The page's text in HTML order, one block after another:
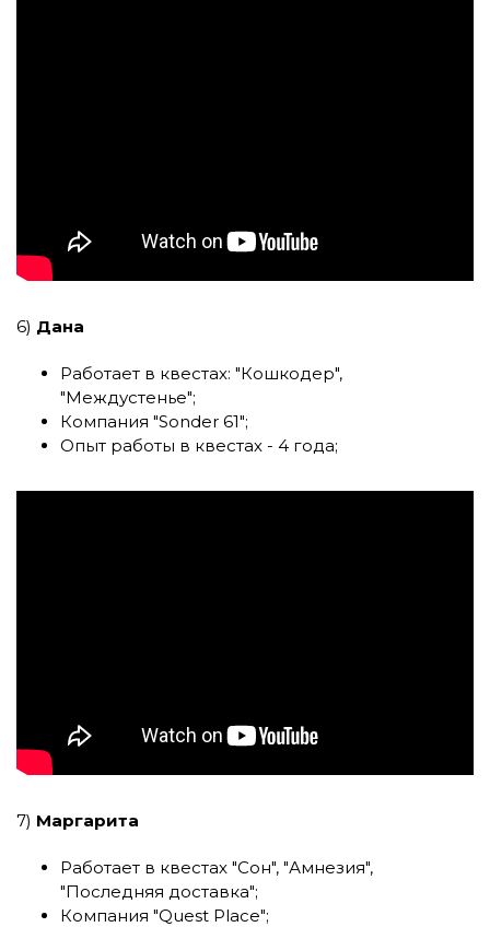
6) Дана
Работает в квестах: "Кошкодер",
"Междустенье";
Компания "Sonder 61";
Опыт работы в квестах - 4 года;
7) Маргарита
Работает в квестах "Сон", "Амнезия",
"Последняя доставка";
Компания "Quest Place";